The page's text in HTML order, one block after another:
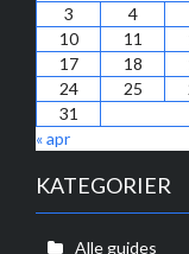
3
4
10
11
17
18
24
25
31
« apr
KATEGORIER
Alle guides